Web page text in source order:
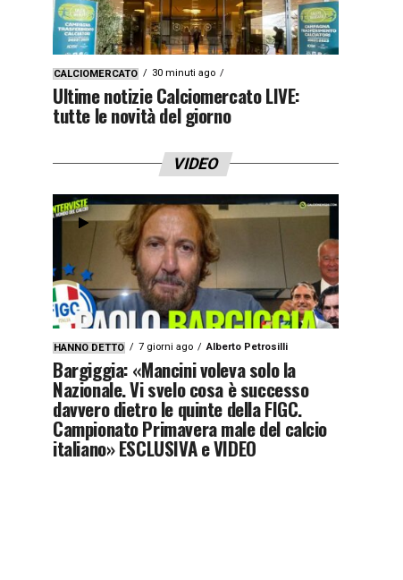
CALCIOMERCATO 30 minuti ago
Ultime notizie Calciomercato LIVE:
tutte le novità del giorno
VIDEO
HANNO DETTO 7 giorni ago Alberto Petrosilli
Bargiggia: «Mancini voleva solo la
Nazionale. Vi svelo cosa è successo
davvero dietro le quinte della FIGC.
Campionato Primavera male del calcio
italiano» ESCLUSIVA e VIDEO